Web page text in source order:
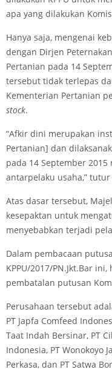
apa yang dilakukan
Hanya saja, mengenai
dengan Dirjen
Pertanian pada 14
tersebut tidak terlepas
Kementerian Pertanian
stock.
“Afkir dini merupakan
Pertanian] dan
pada 14 September
antarpelaku usaha,”
Atas dasar tersebut,
kesepaktan untuk
menyebabkan terjadi
Dalam pembacaan
KPPU/2017/PN.Jkt.Bar
pembatalan putusan
Perusahaan tersebut
PT Japfa Comfeed
Taat Indah Bersinar, PT
Indonesia, PT Wonokoyo
Perkasa, dan PT Satwa